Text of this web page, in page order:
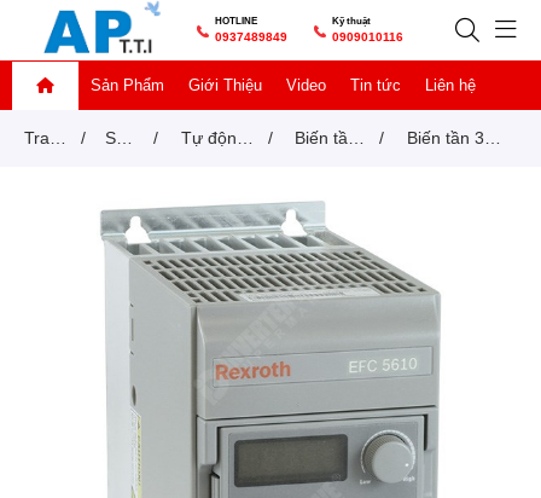
HOTLINE
0937489849
Kỹ thuật
0909010116
Sản Phẩm Giới Thiệu Video Tin tức Liên hệ
Trang / Sản / Tự động
Factory
automation
/ Biến tần / Biến tần 3P-
1K50-3P4-